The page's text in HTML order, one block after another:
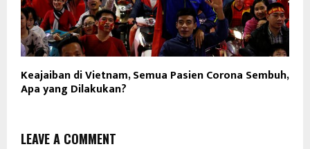
Keajaiban di Vietnam, Semua Pasien Corona Sembuh,
Apa yang Dilakukan?
LEAVE A COMMENT